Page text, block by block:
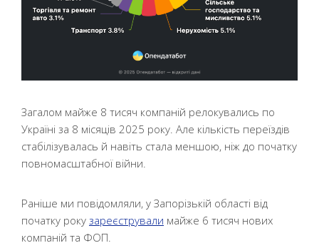
Загалом майже 8 тисяч компаній релокувались по
Україні за 8 місяців 2025 року. Але кількість переїздів
стабілізувалась й навіть стала меншою, ніж до початку
повномасштабної війни.
Раніше ми повідомляли, у Запорізькій області від
початку року зареєстрували майже 6 тисяч нових
компаній та ФОП.